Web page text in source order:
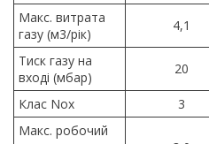
Макс. витрата
газу (м3/рік)
4,1
Тиск газу на
вході (мбар)
20
Клас Nox 3
Макс. робочий